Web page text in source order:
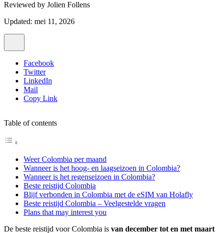
Reviewed by Jolien Follens
Updated: mei 11, 2026
Facebook
Twitter
LinkedIn
Mail
Copy Link
Table of contents
Weer Colombia per maand
Wanneer is het hoog- en laagseizoen in Colombia?
Wanneer is het regenseizoen in Colombia?
Beste reistijd Colombia
Blijf verbonden in Colombia met de eSIM van Holafly
Beste reistijd Colombia – Veelgestelde vragen
Plans that may interest you
De beste reistijd voor Colombia is van december tot en met maart